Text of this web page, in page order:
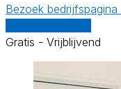
Bezoek bedrijfspagina
Gratis - Vrijblijvend